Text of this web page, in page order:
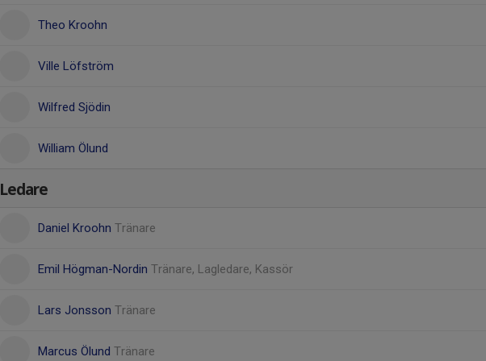
Theo Kroohn
Ville Löfström
Wilfred Sjödin
William Ölund
Ledare
Daniel Kroohn Tränare
Emil Högman-Nordin Tränare, Lagledare, Kassör
Lars Jonsson Tränare
Marcus Ölund Tränare